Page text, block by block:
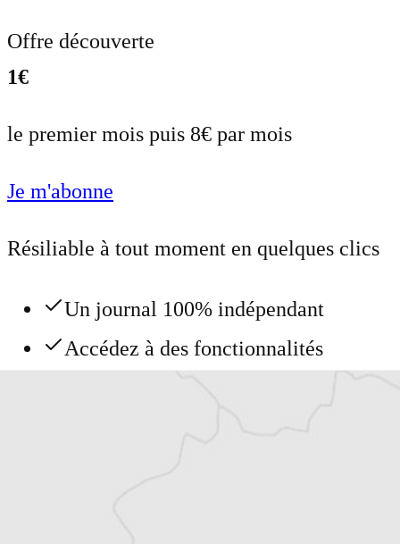
Offre découverte
1€
le premier mois puis 8€ par mois
Je m'abonne
Résiliable à tout moment en quelques clics
Un journal 100% indépendant
Accédez à des fonctionnalités